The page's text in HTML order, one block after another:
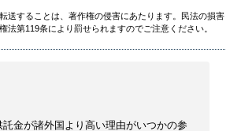
送することは、著作権の侵害にあたります。民法の損害
法第119条により罰せられますのでご注意ください。
託金が諸外国より高い理由がいつかの参